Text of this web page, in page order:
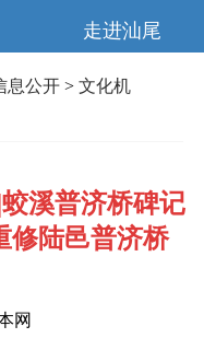
走进汕尾
息公开 >文化机
溪普济桥碑记
陆邑普济桥
网